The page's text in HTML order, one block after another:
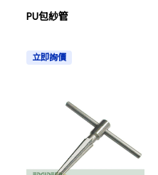
PU包紗管
立即詢價